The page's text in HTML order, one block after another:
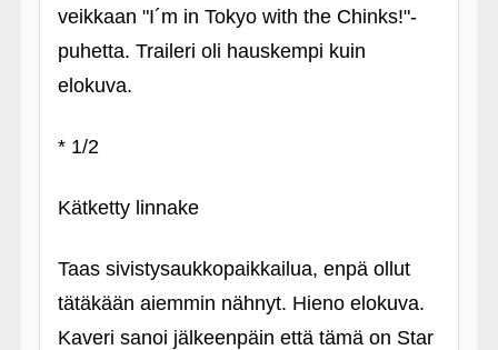
veikkaan "I´m in Tokyo with the Chinks!"-
puhetta. Traileri oli hauskempi kuin
elokuva.
* 1/2
Kätketty linnake
Taas sivistysaukkopaikkailua, enpä ollut
tätäkään aiemmin nähnyt. Hieno elokuva.
Kaveri sanoi jälkeenpäin että tämä on Star